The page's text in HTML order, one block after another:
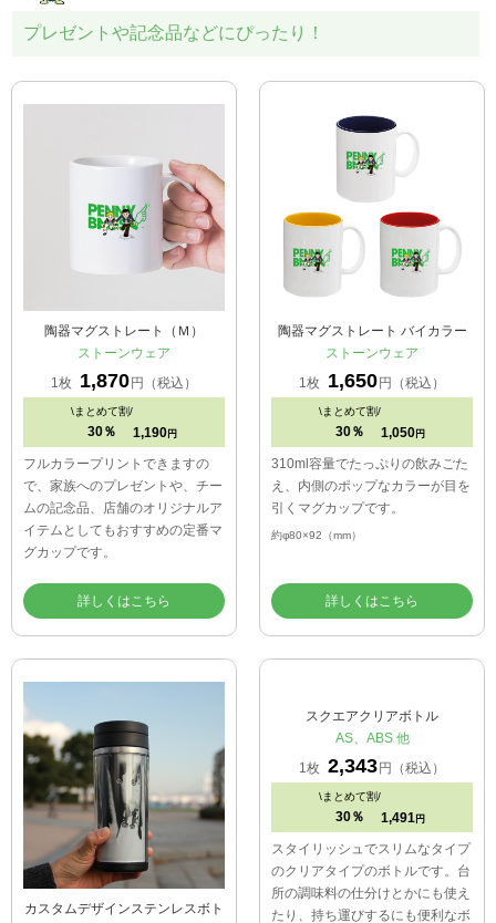
プレゼントや記念品などにぴったり！
陶器マグストレート（Ｍ）
ストーンウェア
1枚 1,870円（税込）
\まとめて割/
30％ 1,190円
フルカラープリントできますの
で、家族へのプレゼントや、チー
ムの記念品、店舗のオリジナルア
イテムとしてもおすすめの定番マ
グカップです。
詳しくはこちら
陶器マグストレート バイカラー
ストーンウェア
1枚 1,650円（税込）
\まとめて割/
30％ 1,050円
310ml容量でたっぷりの飲みごた
え、内側のポップなカラーが目を
引くマグカップです。
約φ80×92（mm）
詳しくはこちら
カスタムデザインステンレスボト
スクエアクリアボトル